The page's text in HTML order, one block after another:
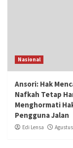
Nasional
Ansori: Hak
Nafkah Tetap
Menghormati
Pengguna Jalan
Edi Lensa